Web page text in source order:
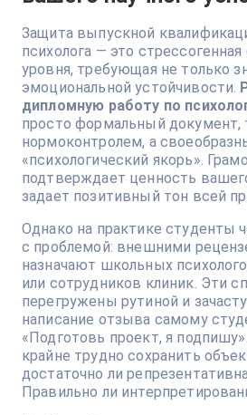
Защита выпускной
психолога — это
уровня, требующая не только
эмоциональной устойчивости.
дипломную работу по
просто формальный документ,
нормоконтролем, а
«психологический якорь».
подтверждает ценность
задает позитивный тон всей
Однако на практике студенты
с проблемой: внешними
назначают школьных
или сотрудников клиник. Эти
перегружены рутиной и
написание отзыва самому
«Подготовь проект, я
крайне трудно сохранить
достаточно ли
Правильно ли